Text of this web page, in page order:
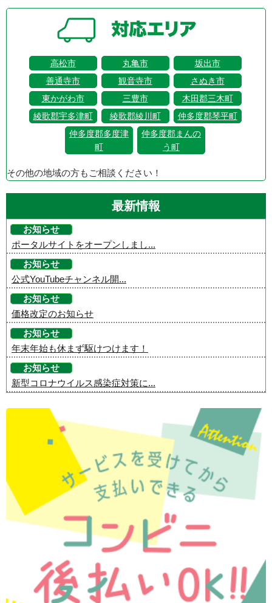
高松市 丸亀市
坂出市
善通寺市
観音寺市
さぬき市
東かがわ市
三豊市
木田郡三木町
綾歌郡宇多津町
綾歌郡綾川町
仲多度郡琴平町
仲多度郡多度津
町
仲多度郡まんの
う町
その他の地域の方もご相談ください！
最新情報
お知らせ
ポータルサイトをオープンしまし...
お知らせ
公式YouTubeチャンネル開...
お知らせ
価格改定のお知らせ
お知らせ
年末年始も休まず駆けつけます！
お知らせ
新型コロナウイルス感染症対策に...